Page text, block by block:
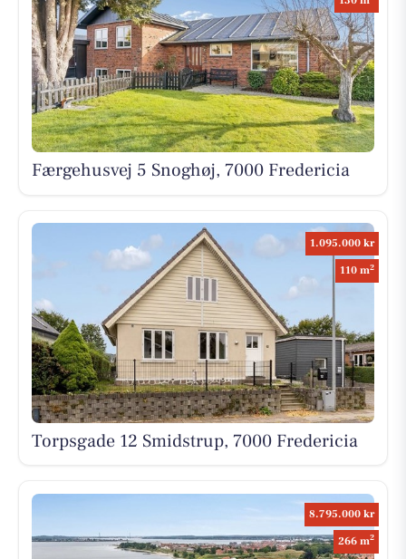
Færgehusvej 5 Snoghøj, 7000 Fredericia
1.095.000 kr
110 m2
Torpsgade 12 Smidstrup, 7000 Fredericia
8.795.000 kr
266 m2